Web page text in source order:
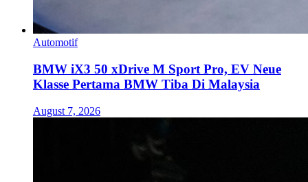
Automotif
BMW iX3 50 xDrive M Sport Pro, EV Neue
Klasse Pertama BMW Tiba Di Malaysia
August 7, 2026